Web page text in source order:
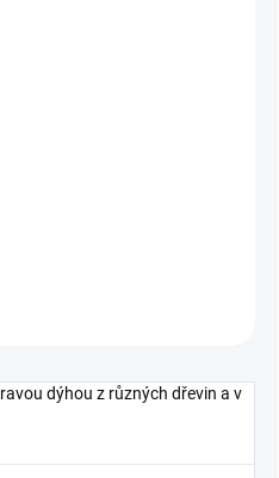
dýhou z různých dřevin a v